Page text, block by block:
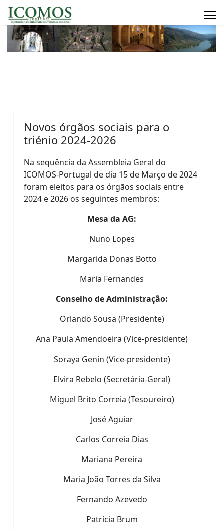
Novos órgãos sociais para o
triénio 2024-2026
Na sequência da Assembleia Geral do
ICOMOS-Portugal dedia 15 de Março de 2024
foram eleitos para os órgãos sociais entre
2024 e 2026 os seguintes membros:
Mesa da AG:
Nuno Lopes
Margarida Donas Botto
Maria Fernandes
Conselho de Administração:
Orlando Sousa (Presidente)
Ana Paula Amendoeira (Vice-presidente)
Soraya Genin (Vice-presidente)
Elvira Rebelo (Secretária-Geral)
Miguel Brito Correia (Tesoureiro)
José Aguiar
Carlos Correia Dias
Mariana Pereira
Maria João Torres da Silva
Fernando Azevedo
Patrícia Brum